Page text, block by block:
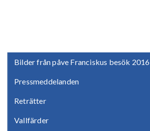
Bilder från påve Franciskus besök 2016
Pressmeddelanden
Reträtter
Vallfärder